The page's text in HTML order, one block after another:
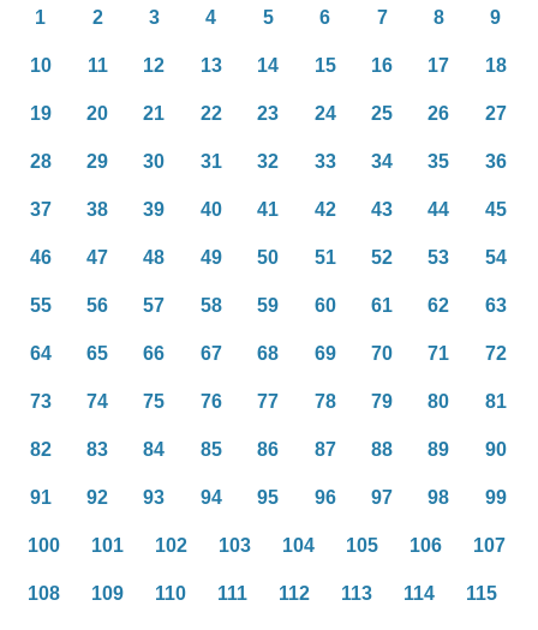
1 2 3 4 5 6 7 8 9
10 11 12 13 14 15 16 17 18
19 20 21 22 23 24 25 26 27
28 29 30 31 32 33 34 35 36
37 38 39 40 41 42 43 44 45
46 47 48 49 50 51 52 53 54
55 56 57 58 59 60 61 62 63
64 65 66 67 68 69 70 71 72
73 74 75 76 77 78 79 80 81
82 83 84 85 86 87 88 89 90
91 92 93 94 95 96 97 98 99
100 101 102 103 104 105 106 107
108 109 110 111 112 113 114 115